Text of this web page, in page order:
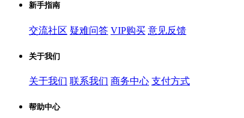
新手指南
交流社区 疑难问答 VIP购买 意见反馈
关于我们
关于我们 联系我们 商务中心 支付方式
帮助中心